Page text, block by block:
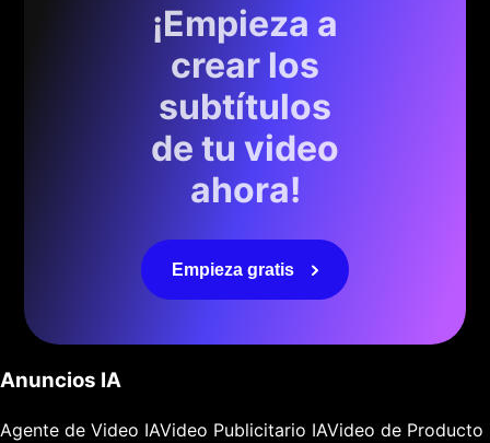
¡Empieza a
crear los
subtítulos
de tu video
ahora!
Empieza gratis
Anuncios IA
Agente de Video IAVideo Publicitario IAVideo de Producto